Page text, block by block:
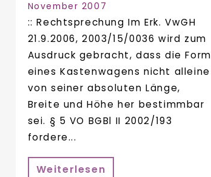
November 2007
:: Rechtsprechung Im Erk. VwGH
21.9.2006, 2003/15/0036 wird zum
Ausdruck gebracht, dass die Form
eines Kastenwagens nicht alleine
von seiner absoluten Länge,
Breite und Höhe her bestimmbar
sei. § 5 VO BGBl II 2002/193
fordere...
Weiterlesen